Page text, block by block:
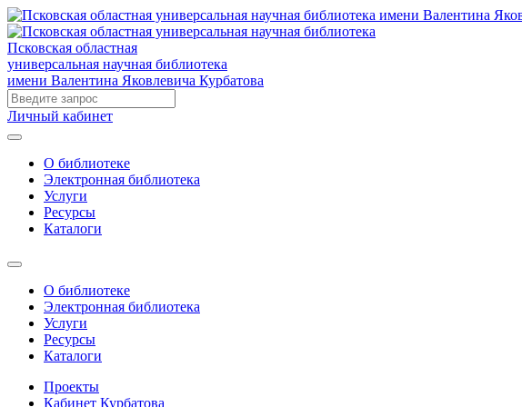
Псковская областная
универсальная научная библиотека
имени Валентина Яковлевича Курбатова
Личный кабинет
О библиотеке
Электронная библиотека
Услуги
Ресурсы
Каталоги
О библиотеке
Электронная библиотека
Услуги
Ресурсы
Каталоги
Проекты
Кабинет Курбатова